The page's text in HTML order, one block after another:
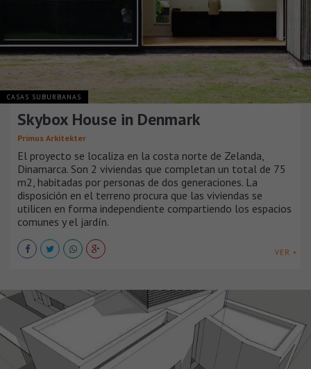
CASAS SUBURBANAS
Skybox House in Denmark
Primus Arkitekter
El proyecto se localiza en la costa norte de Zelanda,
Dinamarca. Son 2 viviendas que completan un total de 75
m2, habitadas por personas de dos generaciones. La
disposición en el terreno procura que las viviendas se
utilicen en forma independiente compartiendo los espacios
comunes y el jardín.
VER +